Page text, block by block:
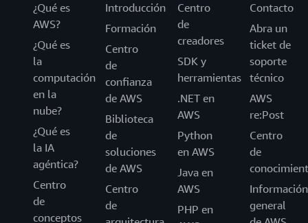
¿Qué es
AWS?
¿Qué es
la
computación
en la
nube?
¿Qué es
la IA
agéntica?
Centro
de
conceptos
Introducción
Formación
Centro
de
confianza
de AWS
Biblioteca
de
soluciones
de AWS
Centro
de
Centro
de
creadores
SDK y
herramientas
.NET en
AWS
Python
en AWS
Java en
AWS
PHP en
Contacto
Abra un
ticket de
soporte
técnico
AWS
re:Post
Centro
de
Información
general